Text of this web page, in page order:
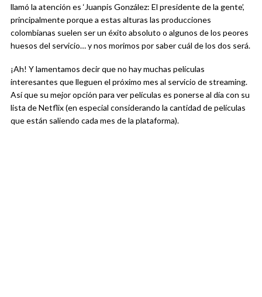
llamó la atención es ‘Juanpis González: El presidente de la gente’,
principalmente porque a estas alturas las producciones
colombianas suelen ser un éxito absoluto o algunos de los peores
huesos del servicio… y nos morimos por saber cuál de los dos será.
¡Ah! Y lamentamos decir que no hay muchas películas
interesantes que lleguen el próximo mes al servicio de streaming.
Así que su mejor opción para ver películas es ponerse al día con su
lista de Netflix (en especial considerando la cantidad de películas
que están saliendo cada mes de la plataforma).